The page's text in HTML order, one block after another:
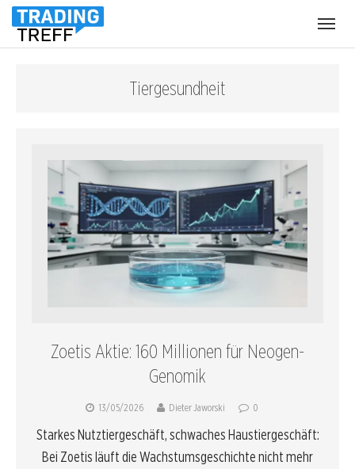
Tiergesundheit
Zoetis Aktie: 160 Millionen für Neogen-
Genomik
13/05/2026 Dieter Jaworski 0
Starkes Nutztiergeschäft, schwaches Haustiergeschäft:
Bei Zoetis läuft die Wachstumsgeschichte nicht mehr